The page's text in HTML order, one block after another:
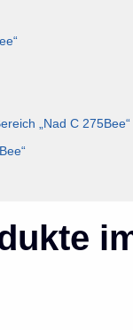
„Nad C 275Bee“